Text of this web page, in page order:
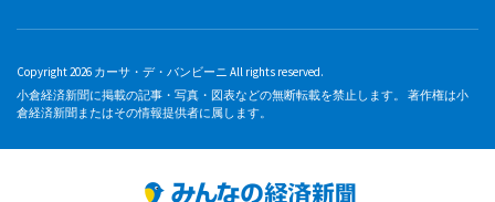
Copyright 2026 カーサ・デ・バンビーニ All rights reserved.
小倉経済新聞に掲載の記事・写真・図表などの無断転載を禁止します。 著作権は小
倉経済新聞またはその情報提供者に属します。